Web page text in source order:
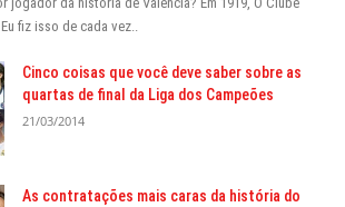
fiz isso de cada vez..
Cinco coisas que você deve saber sobre as
quartas de final da Liga dos Campeões
21/03/2014
As contratações mais caras da história do